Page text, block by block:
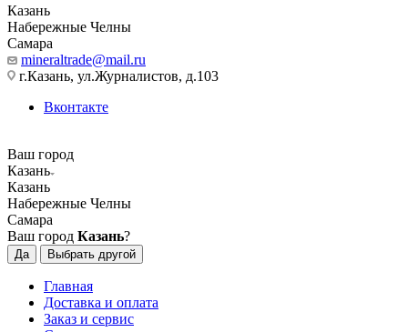
Казань
Набережные Челны
Самара
mineraltrade@mail.ru
г.Казань, ул.Журналистов, д.103
Вконтакте
Ваш город
Казань
Казань
Набережные Челны
Самара
Ваш город Казань?
Да Выбрать другой
Главная
Доставка и оплата
Заказ и сервис